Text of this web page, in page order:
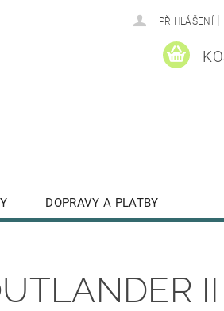
PŘIHLÁŠENÍ |
DOPRAVY A PLATBY
II